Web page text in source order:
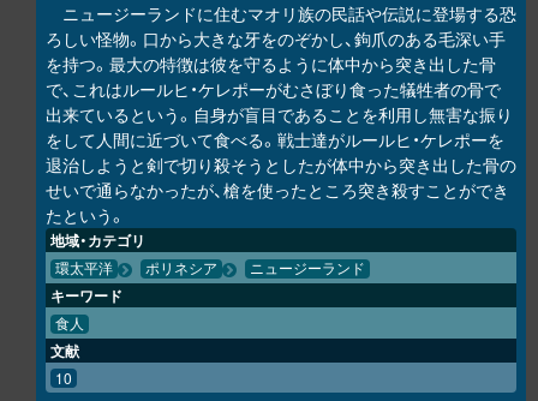
ニュージーランドに住むマオリ族の民話や伝説に登場する恐
ろしい怪物。口から大きな牙をのぞかし、鉤爪のある毛深い手
を持つ。最大の特徴は彼を守るように体中から突き出した骨
で、これはルールヒ・ケレポーがむさぼり食った犠牲者の骨で
出来ているという。自身が盲目であることを利用し無害な振り
をして人間に近づいて食べる。戦士達がルールヒ・ケレポーを
退治しようと剣で切り殺そうとしたが体中から突き出した骨の
せいで通らなかったが、槍を使ったところ突き殺すことができ
たという。
地域・カテゴリ
環太平洋 ポリネシア ニュージーランド
キーワード
食人
文献
10